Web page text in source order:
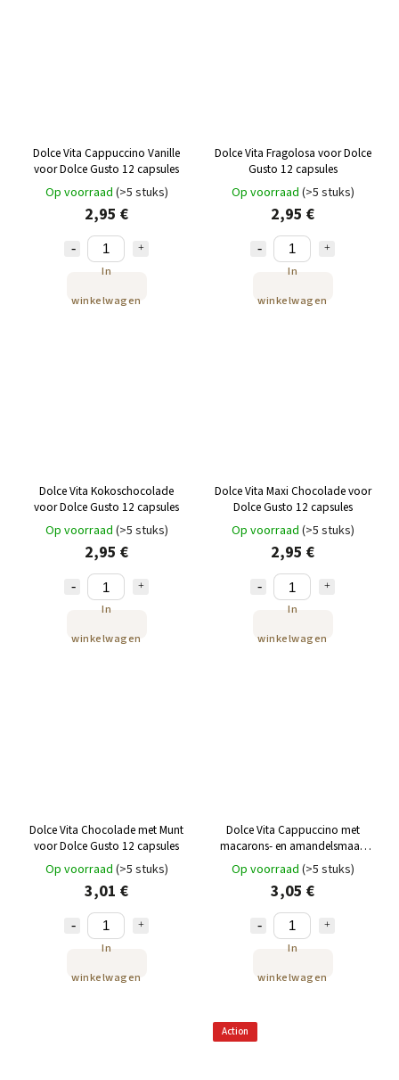
Dolce Vita Cappuccino Vanille
voor Dolce Gusto 12 capsules
Op voorraad (>5 stuks)
2,95 €
In
winkelwagen
Dolce Vita Fragolosa voor Dolce
Gusto 12 capsules
Op voorraad (>5 stuks)
2,95 €
In
winkelwagen
Dolce Vita Kokoschocolade
voor Dolce Gusto 12 capsules
Op voorraad (>5 stuks)
2,95 €
In
winkelwagen
Dolce Vita Maxi Chocolade voor
Dolce Gusto 12 capsules
Op voorraad (>5 stuks)
2,95 €
In
winkelwagen
Dolce Vita Chocolade met Munt
voor Dolce Gusto 12 capsules
Op voorraad (>5 stuks)
3,01 €
In
winkelwagen
Dolce Vita Cappuccino met
macarons- en amandelsmaak
voor Dolce Gusto (12 capsules)
Op voorraad (>5 stuks)
3,05 €
In
winkelwagen
Action